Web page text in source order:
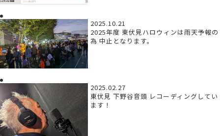
2025.10.21
2025年度 東伏見ハロウィンは雨天予報の
為 中止となります。
2025.02.27
東伏見 下野谷音頭 レコーディングしてい
ます！